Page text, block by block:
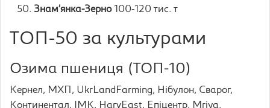
Знам’янка-Зерно100-120 тис. т
ТОП-50 за культурами
Озима пшениця (ТОП-10)
Кернел, МХП, UkrLandFarming, Нібулон, Сварог,
Континентал, ІМК, HarvEast, Епіцентр, Mriya.